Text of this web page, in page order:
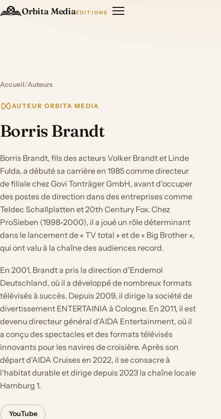
Orbita MediaÉDITIONS
Accueil/Auteurs
AUTEUR ORBITA MEDIA
Borris Brandt
Borris Brandt, fils des acteurs Volker Brandt et Linde
Fulda, a débuté sa carrière en 1985 comme directeur
de filiale chez Govi Tonträger GmbH, avant d'occuper
des postes de direction dans des entreprises comme
Teldec Schallplatten et 20th Century Fox. Chez
ProSieben (1998-2000), il a joué un rôle déterminant
dans le lancement de « TV total » et de « Big Brother »,
qui ont valu à la chaîne des audiences record.
En 2001, Brandt a pris la direction d'Endemol
Deutschland, où il a développé de nombreux formats
télévisés à succès. Depuis 2009, il dirige la société de
divertissement ENTERTAINIA à Cologne. En 2011, il est
devenu directeur général d'AIDA Entertainment, où il
a conçu des spectacles et des formats télévisés
innovants pour les navires de croisière. Après son
départ d'AIDA Cruises en 2022, il se consacre à
l'habitat durable et dirige depuis 2023 la chaîne locale
Hamburg 1.
YouTube